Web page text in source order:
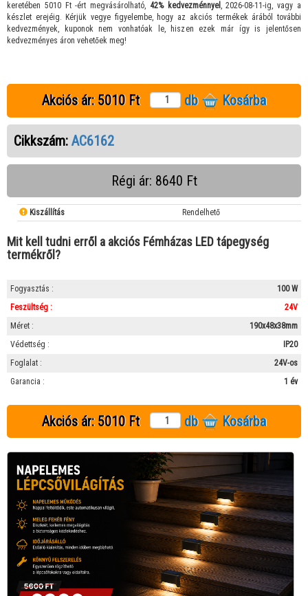
keretében 5010 Ft -ért megvásárolható, 42% kedvezménnyel , 2026-08-11-ig, vagy a
készlet erejéig. Kérjük vegye figyelembe, hogy az akciós termékek árából további
kedvezmények, kuponok nem vonhatóak le, hiszen ezek már így is jelentősen
kedvezményes áron vehetőek meg!
Akciós ár: 5010 Ft db Kosárba
Cikkszám: AC6162
Régi ár: 8640 Ft
Kiszállítás Rendelhető
Mit kell tudni erről a akciós Fémházas LED tápegység
termékről?
Fogyasztás :
100 W
Feszültség :
24V
Méret :
190x48x38mm
Védettség :
IP20
Foglalat :
24V-os
Garancia :
1 év
Akciós ár: 5010 Ft db Kosárba